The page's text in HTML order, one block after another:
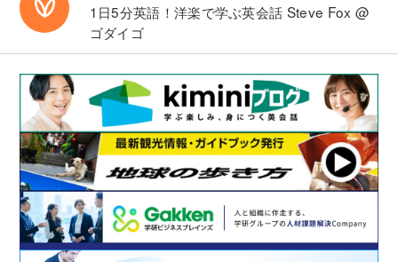
1日5分英語！洋楽で学ぶ英会話 Steve Fox @
ゴダイゴ